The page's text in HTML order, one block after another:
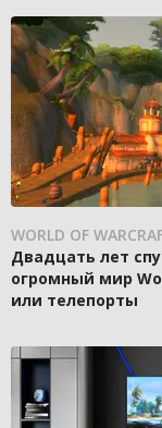
WORLD OF
Двадцать лет
огромный мир
или телепорты